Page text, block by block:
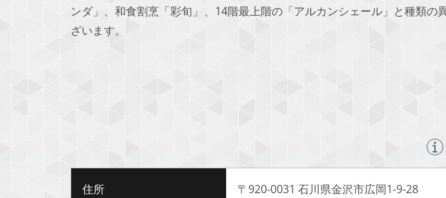
ンダ」、和食割烹「彩旬」、14階最上階の「アルカンシェール」と種類の
ざいます。
住所 〒920-0031 石川県金沢市広岡1-9-28